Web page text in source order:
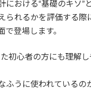
おける“基礎のキソ”
られるかを評価する際
登場します。
初心者の方にも理解
ふうに使われているの